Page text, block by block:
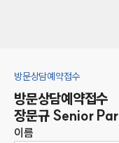
방문상담예약접수
방문상담예약접수
장문규 Senior
이름